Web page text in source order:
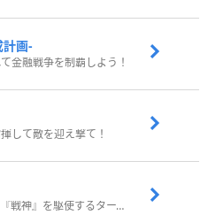
画-
金融戦争を制覇しよう！
して敵を迎え撃て！
武器の『アビリティ』と『戦神』を駆使するターン制コマンドバトルRPG！